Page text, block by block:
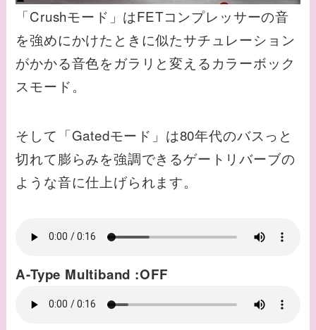
「Crushモード」はFETコンプレッサーの音
を強めにかけたときに似たサチュレーション
がかかる音色をガラリと変えるカラーボック
スモード。
そして「Gatedモード」は80年代のバスっと
切れて膨らみを強調できるゲートリバーブの
ような音に仕上げられます。
A-Type Multiband :OFF